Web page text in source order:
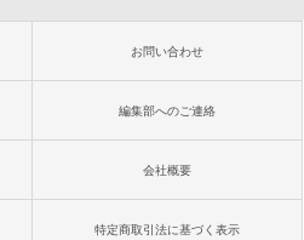
お問い合わせ
編集部へのご連絡
会社概要
特定商取引法に基づく表示